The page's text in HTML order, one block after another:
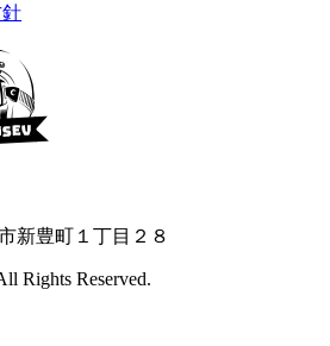
新豊町１丁目２８
Rights Reserved.